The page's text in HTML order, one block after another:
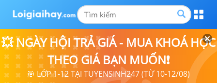
💥 NGÀY HỘI TRẢ GIÁ - MUA KHOÁ HỌC
THEO GIÁ BẠN MUỐN❗
🎯 LỚP 1-12 TẠI TUYENSINH247 (TỪ 10-12/08)